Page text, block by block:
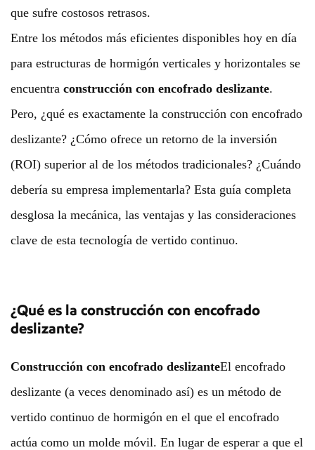
que sufre costosos retrasos.
Entre los métodos más eficientes disponibles hoy en día
para estructuras de hormigón verticales y horizontales se
encuentra construcción con encofrado deslizante.
Pero, ¿qué es exactamente la construcción con encofrado
deslizante? ¿Cómo ofrece un retorno de la inversión
(ROI) superior al de los métodos tradicionales? ¿Cuándo
debería su empresa implementarla? Esta guía completa
desglosa la mecánica, las ventajas y las consideraciones
clave de esta tecnología de vertido continuo.
¿Qué es la construcción con encofrado
deslizante?
Construcción con encofrado deslizanteEl encofrado
deslizante (a veces denominado así) es un método de
vertido continuo de hormigón en el que el encofrado
actúa como un molde móvil. En lugar de esperar a que el